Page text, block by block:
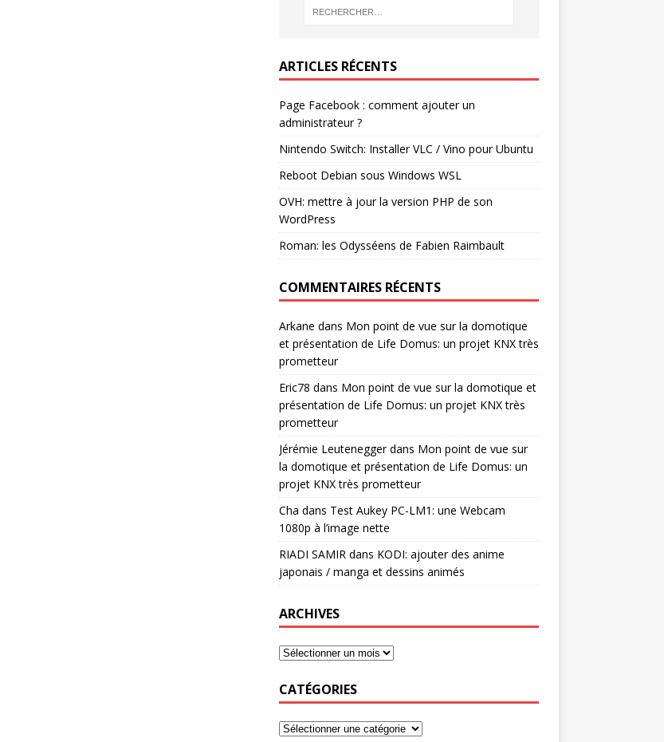
ARTICLES RÉCENTS
Page Facebook : comment ajouter un
administrateur ?
Nintendo Switch: Installer VLC / Vino pour Ubuntu
Reboot Debian sous Windows WSL
OVH: mettre à jour la version PHP de son
WordPress
Roman: les Odysséens de Fabien Raimbault
COMMENTAIRES RÉCENTS
Arkane dans Mon point de vue sur la domotique
et présentation de Life Domus: un projet KNX très
prometteur
Eric78 dans Mon point de vue sur la domotique et
présentation de Life Domus: un projet KNX très
prometteur
Jérémie Leuteneggerdans Mon point de vue sur
la domotique et présentation de Life Domus: un
projet KNX très prometteur
Cha dans Test Aukey PC-LM1: une Webcam
1080p à l’image nette
RIADI SAMIRdans KODI: ajouter des anime
japonais / manga et dessins animés
ARCHIVES
CATÉGORIES